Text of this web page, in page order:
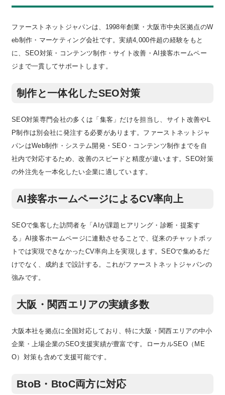
ファーストネットジャパンは、1998年創業・大阪市中央区拠点のW
eb制作・マーケティング会社です。実績4,000件超の経験をもと
に、SEO対策・コンテンツ制作・サイト改善・AI接客ホームペー
ジまで一貫してサポートします。
制作と一体化したSEO対策
SEO対策専門会社の多くは「集客」だけを担当し、サイト改善やL
P制作は別会社に発注する必要があります。ファーストネットジャ
パンはWeb制作・システム開発・SEO・コンテンツ制作までを自
社内で対応するため、改善のスピードと精度が違います。SEO対策
の外注先を一本化したい企業に適しています。
AI接客ホームページによるCV率向上
SEOで集客した訪問者を「AIが課題ヒアリング・診断・提案す
る」AI接客ホームページに連動させることで、従来のチャットボッ
トでは実現できなかったCV率向上を実現します。SEOで集めるだ
けでなく、成約まで設計する。これがファーストネットジャパンの
強みです。
大阪・関西エリアの実績多数
大阪本社を拠点に全国対応しており、特に大阪・関西エリアの中小
企業・上場企業のSEO支援実績が豊富です。ローカルSEO（ME
O）対策も含めて支援可能です。
BtoB・BtoC両方に対応